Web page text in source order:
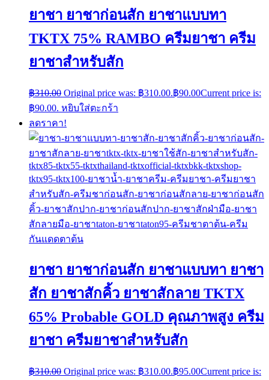
ยาชา ยาชาก่อนสัก ยาชาแบบทา
TKTX 75% RAMBO ครีมยาชา ครีม
ยาชาสำหรับสัก
฿310.00 Original price was: ฿310.00.฿90.00Current price is:
฿90.00. หยิบใส่ตะกร้า
ลดราคา!
ยาชา ยาชาก่อนสัก ยาชาแบบทา ยาชา
สัก ยาชาสักคิ้ว ยาชาสักลาย TKTX
65% Probable GOLD คุณภาพสูง ครีม
ยาชา ครีมยาชาสำหรับสัก
฿310.00 Original price was: ฿310.00.฿95.00Current price is: